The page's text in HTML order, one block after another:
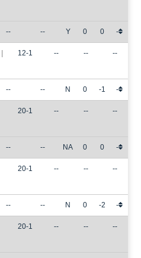
-- -- Y 0 0 -
12-1 -- -- --
-- -- N 0 -1 -
20-1 -- -- --
-- -- NA 0 0 -
20-1 -- -- --
-- -- N 0 -2 -
20-1 -- -- --